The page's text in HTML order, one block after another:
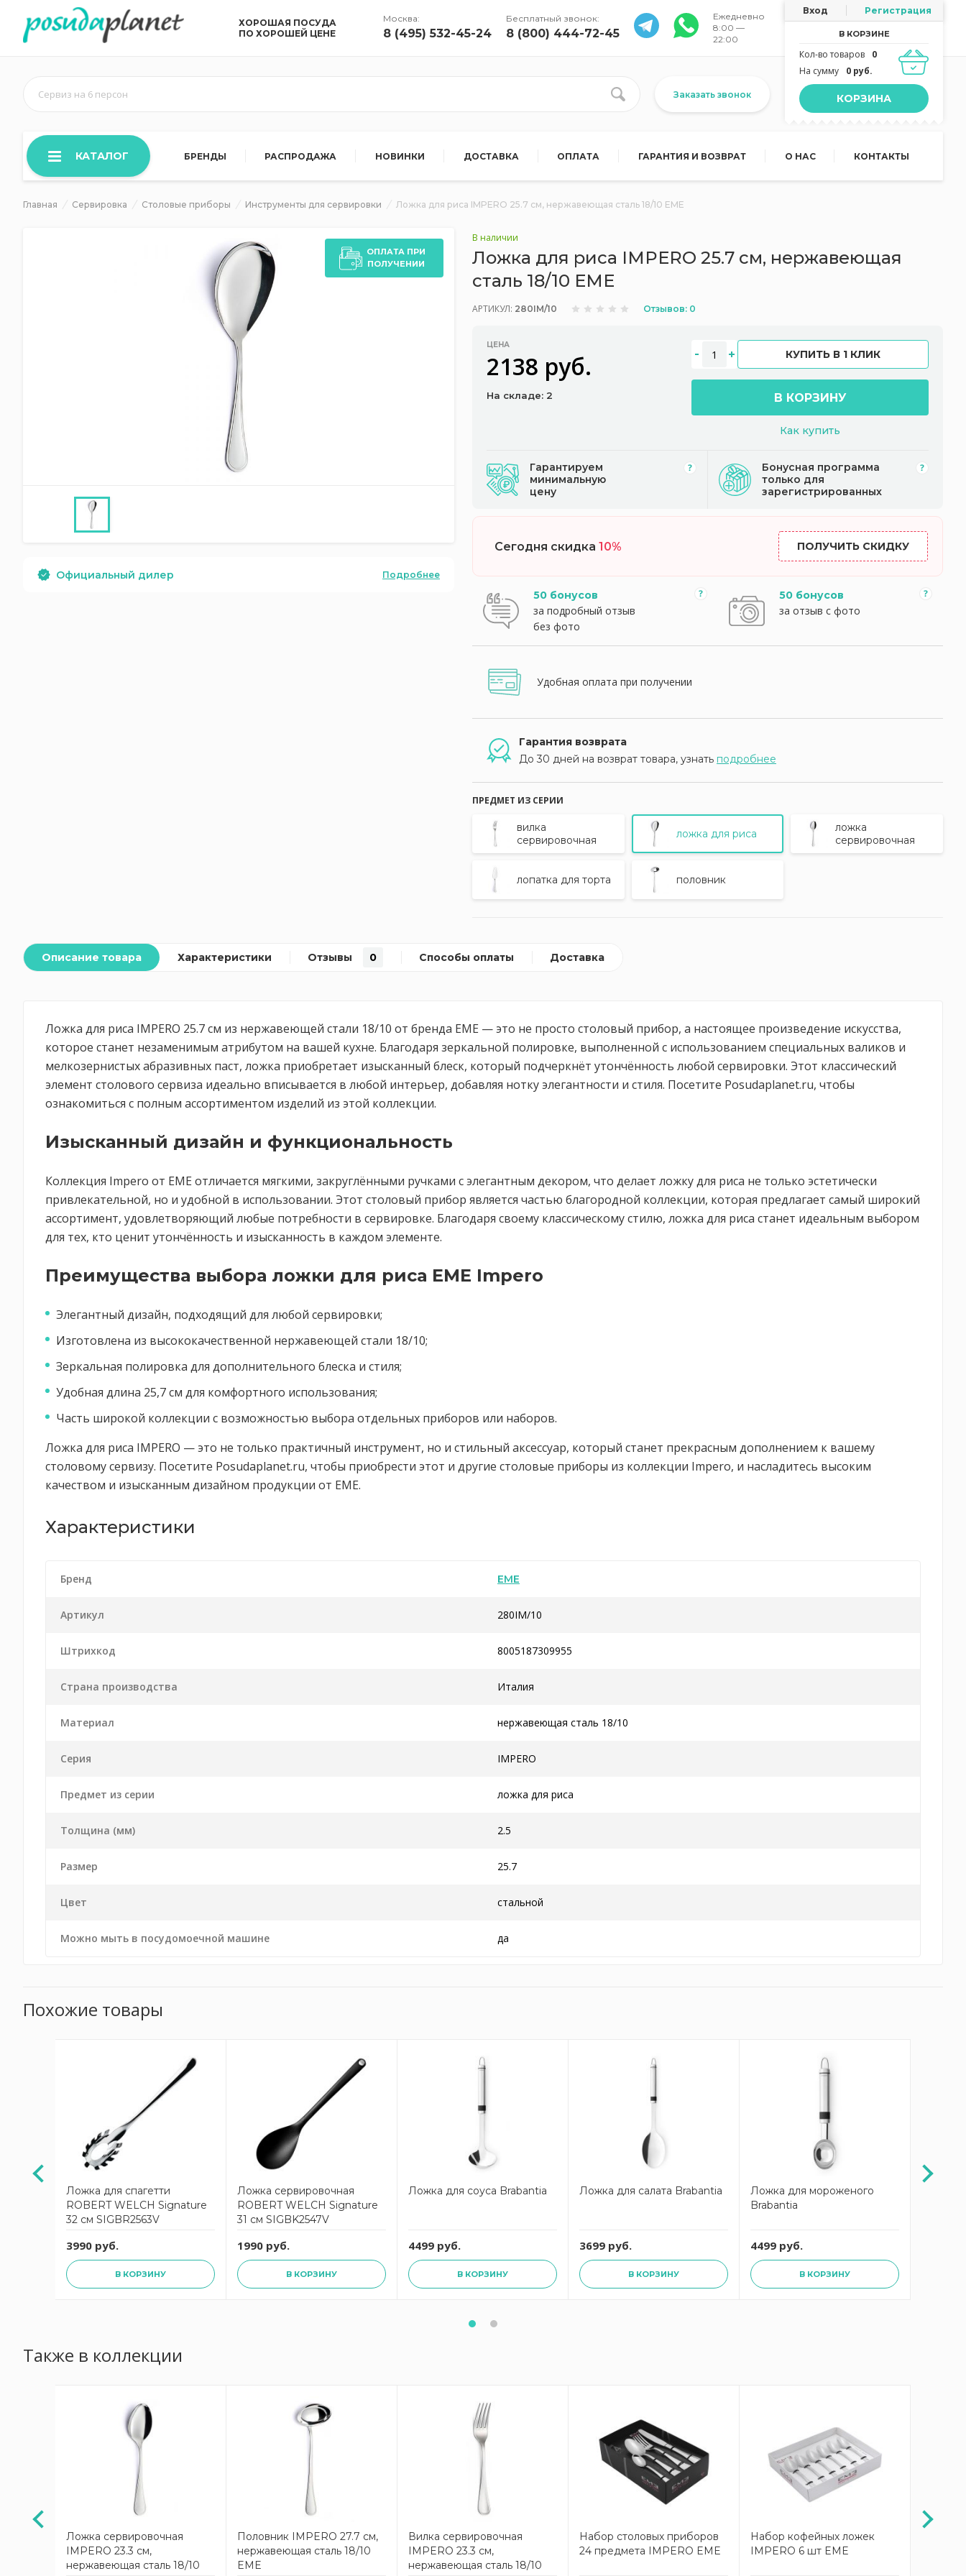
ХОРОШАЯ ПОСУДА
ПО ХОРОШЕЙ ЦЕНЕ
Москва:
8 (495) 532-45-24
Бесплатный звонок:
8 (800) 444-72-45
Ежедневно
8:00 —
22:00
Вход Регистрация
В КОРЗИНЕ
Кол-во товаров
0
На сумму
0 руб.
КОРЗИНА
Сервиз на 6 персон Заказать звонок
КАТАЛОГ БРЕНДЫ РАСПРОДАЖА НОВИНКИ ДОСТАВКА ОПЛАТА ГАРАНТИЯ И ВОЗВРАТ О НАС КОНТАКТЫ
Главная Сервировка Столовые приборы Инструменты для сервировки Ложка для риса IMPERO 25.7 см, нержавеющая сталь 18/10 EME
ОПЛАТА ПРИ
ПОЛУЧЕНИИ
Официальный дилер Подробнее
В наличии
Ложка для риса IMPERO 25.7 см, нержавеющая
сталь 18/10 EME
АРТИКУЛ: 280IM/10 Отзывов: 0
ЦЕНА
2138 руб.
На складе: 2
КУПИТЬ В 1 КЛИК
В КОРЗИНУ
Как купить
Гарантируем
минимальную
цену
Бонусная программа
только для
зарегистрированных
Сегодня скидка 10% ПОЛУЧИТЬ СКИДКУ
50 бонусов
за подробный отзыв
без фото
50 бонусов
за отзыв с фото
Удобная оплата при получении
Гарантия возврата
До 30 дней на возврат товара, узнать подробнее
ПРЕДМЕТ ИЗ СЕРИИ
вилка
сервировочная
ложка для риса
ложка
сервировочная
лопатка для торта половник
Описание товара Характеристики Отзывы 0 Способы оплаты Доставка
Ложка для риса IMPERO 25.7 см из нержавеющей стали 18/10 от бренда EME — это не просто столовый прибор, а настоящее произведение искусства,
которое станет незаменимым атрибутом на вашей кухне. Благодаря зеркальной полировке, выполненной с использованием специальных валиков и
мелкозернистых абразивных паст, ложка приобретает изысканный блеск, который подчеркнёт утончённость любой сервировки. Этот классический
элемент столового сервиза идеально вписывается в любой интерьер, добавляя нотку элегантности и стиля. Посетите Posudaplanet.ru, чтобы
ознакомиться с полным ассортиментом изделий из этой коллекции.
Изысканный дизайн и функциональность
Коллекция Impero от EME отличается мягкими, закруглёнными ручками с элегантным декором, что делает ложку для риса не только эстетически
привлекательной, но и удобной в использовании. Этот столовый прибор является частью благородной коллекции, которая предлагает самый широкий
ассортимент, удовлетворяющий любые потребности в сервировке. Благодаря своему классическому стилю, ложка для риса станет идеальным выбором
для тех, кто ценит утончённость и изысканность в каждом элементе.
Преимущества выбора ложки для риса EME Impero
Элегантный дизайн, подходящий для любой сервировки;
Изготовлена из высококачественной нержавеющей стали 18/10;
Зеркальная полировка для дополнительного блеска и стиля;
Удобная длина 25,7 см для комфортного использования;
Часть широкой коллекции с возможностью выбора отдельных приборов или наборов.
Ложка для риса IMPERO — это не только практичный инструмент, но и стильный аксессуар, который станет прекрасным дополнением к вашему
столовому сервизу. Посетите Posudaplanet.ru, чтобы приобрести этот и другие столовые приборы из коллекции Impero, и насладитесь высоким
качеством и изысканным дизайном продукции от EME.
Характеристики
Бренд EME
Артикул 280IM/10
Штрихкод 8005187309955
Страна производства Италия
Материал нержавеющая сталь 18/10
Серия IMPERO
Предмет из серии ложка для риса
Толщина (мм) 2.5
Размер 25.7
Цвет стальной
Можно мыть в посудомоечной машине да
Похожие товары
Ложка для спагетти
ROBERT WELCH Signature
32 см SIGBR2563V
3990 руб.
В КОРЗИНУ
Ложка сервировочная
ROBERT WELCH Signature
31 см SIGBK2547V
1990 руб.
В КОРЗИНУ
Ложка для соуса Brabantia
4499 руб.
В КОРЗИНУ
Ложка для салата Brabantia
3699 руб.
В КОРЗИНУ
Ложка для мороженого
Brabantia
4499 руб.
В КОРЗИНУ
Также в коллекции
Ложка сервировочная
IMPERO 23.3 см,
нержавеющая сталь 18/10
Половник IMPERO 27.7 см,
нержавеющая сталь 18/10
EME
Вилка сервировочная
IMPERO 23.3 см,
нержавеющая сталь 18/10
Набор столовых приборов
24 предмета IMPERO EME
Набор кофейных ложек
IMPERO 6 шт EME